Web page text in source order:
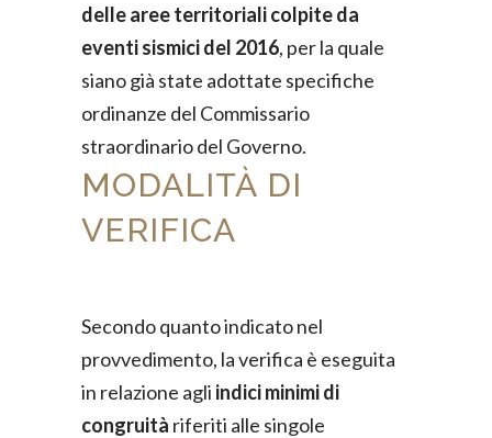
delle aree territoriali colpite da
eventi sismici del 2016, per la quale
siano già state adottate specifiche
ordinanze del Commissario
straordinario del Governo.
MODALITÀ DI
VERIFICA
Secondo quanto indicato nel
provvedimento, la verifica è eseguita
in relazione agli indici minimi di
congruità riferiti alle singole